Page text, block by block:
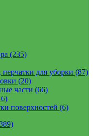
(235)
для уборки (87)
(20)
части (66)
поверхностей (6)